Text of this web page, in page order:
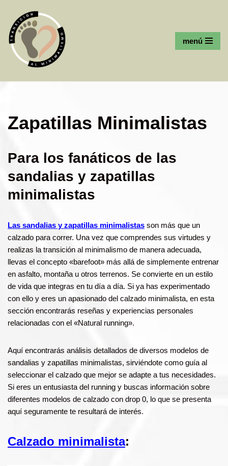
Saltar
al
contenido
menú
Zapatillas Minimalistas
Para los fanáticos de las
sandalias y zapatillas
minimalistas
Las sandalias y zapatillas minimalistas son más que un
calzado para correr. Una vez que comprendes sus virtudes y
realizas la transición al minimalismo de manera adecuada,
llevas el concepto «barefoot» más allá de simplemente entrenar
en asfalto, montaña u otros terrenos. Se convierte en un estilo
de vida que integras en tu día a día. Si ya has experimentado
con ello y eres un apasionado del calzado minimalista, en esta
sección encontrarás reseñas y experiencias personales
relacionadas con el «Natural running».
Aquí encontrarás análisis detallados de diversos modelos de
sandalias y zapatillas minimalistas, sirviéndote como guía al
seleccionar el calzado que mejor se adapte a tus necesidades.
Si eres un entusiasta del running y buscas información sobre
diferentes modelos de calzado con drop 0, lo que se presenta
aquí seguramente te resultará de interés.
Calzado minimalista: